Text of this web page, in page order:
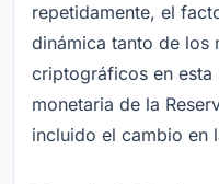
repetidamente, el
dinámica tanto de los
criptográficos en esta
monetaria de la
incluido el cambio en